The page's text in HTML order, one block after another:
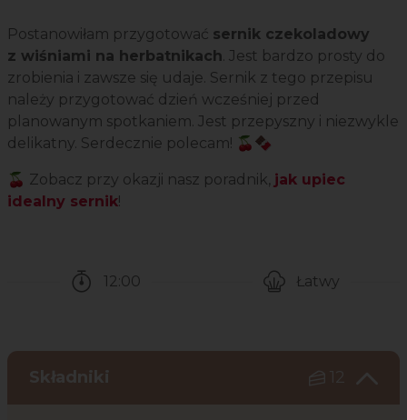
Postanowiłam przygotować sernik czekoladowy
z wiśniami na herbatnikach. Jest bardzo prosty do
zrobienia i zawsze się udaje. Sernik z tego przepisu
należy przygotować dzień wcześniej przed
planowanym spotkaniem. Jest przepyszny i niezwykle
delikatny. Serdecznie polecam! 🍒🍫
🍒 Zobacz przy okazji nasz poradnik, jak upiec
idealny sernik!
12:00
Łatwy
Składniki 12